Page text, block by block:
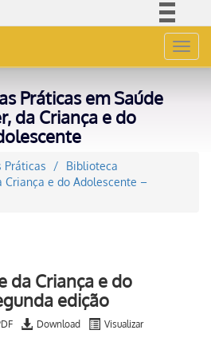
Acesso à informação
Práticas em Saúde
da Criança e do
Práticas
Biblioteca
Criança e do Adolescente –
da Criança e do
edição
Download Visualizar